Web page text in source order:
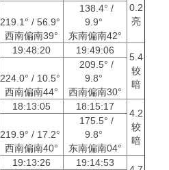
0.2
亮
219.1° / 56.9°
西南偏南39°
138.4° /
9.9°
东南偏南42°
19:48:20 19:49:06
5.4
较
暗
224.0° / 10.5°
西南偏南44°
209.5° /
9.8°
西南偏南30°
18:13:05 18:15:17
4.2
较
暗
219.9° / 17.2°
西南偏南40°
175.5° /
9.8°
东南偏南04°
19:13:26 19:14:53